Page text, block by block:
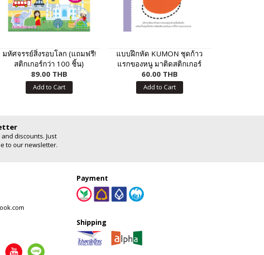
มหัศจรรย์สิ่งรอบโลก (แถมฟรี!
สติกเกอร์กว่า 100 ชิ้น)
89.00 THB
Add to Cart
แบบฝึกหัด KUMON ชุดก้าว
แรกของหนู มาติดสติกเกอร์
และแปะกระดาษกันเถอะ เล่ม
2
60.00 THB
Add to Cart
discounts. Just
to our newsletter.
Payment
Shipping